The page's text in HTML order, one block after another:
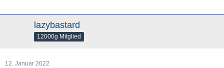
lazybastard
12000g Mitglied
12. Januar 2022